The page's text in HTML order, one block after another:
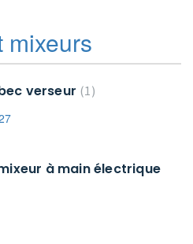
mixeurs
verseur 1
à main électrique